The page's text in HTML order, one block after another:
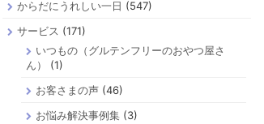
からだにうれしい一日 (547)
サービス (171)
いつもの（グルテンフリーのおやつ屋さ
ん）
(1)
お客さまの声(46)
お悩み解決事例集 (3)